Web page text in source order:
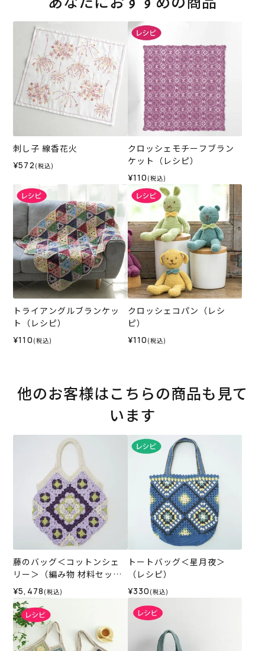
刺し子 線香花火
¥572 (税込)
クロッシェモチーフブラン
ケット（レシピ）
¥110 (税込)
トライアングルブランケッ
ト（レシピ）
¥110 (税込)
クロッシェコパン（レシ
ピ）
¥110 (税込)
他のお客様はこちらの商品も見て
います
藤のバッグ＜コットンシェ
リー＞（編み物 材料セッ
ト）
¥5,478 (税込)
トートバッグ＜星月夜＞
（レシピ）
¥330 (税込)